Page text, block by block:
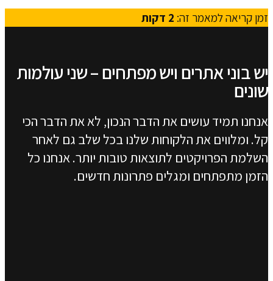
זמן קריאה למאמר זה: 2 דקות
יש בוני אתרים ויש מפתחים – שני עולמות
שונים
אנחנו תמיד עושים את הדבר הנכון, לא את הדבר הכי
קל. ומלווים את הלקוחות שלנו בכל שלב גם לאחר
השלמת הפרויקטים לתוצאות טובות יותר. אנחנו כל
הזמן מתפתחים ומגלים פתרונות חדשים.